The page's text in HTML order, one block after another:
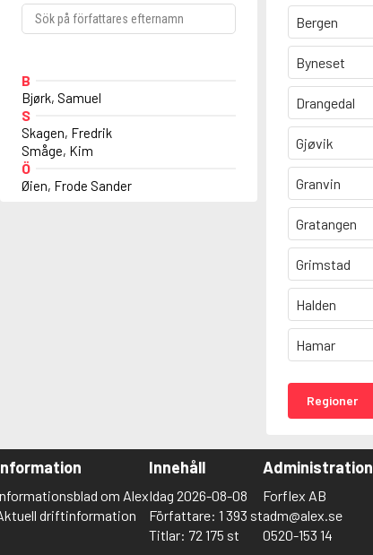
B
Bjørk, Samuel
S
Skagen, Fredrik
Småge, Kim
Ö
Øien, Frode Sander
Bergen
Byneset
Drangedal
Gjøvik
Granvin
Gratangen
Grimstad
Halden
Hamar
Regioner
om Alex
driftinformation
Innehåll
Idag 2026-08-08
Författare: 1 393 st
Titlar: 72 175 st
Administration
Forflex AB
adm@alex.se
0520-153 14